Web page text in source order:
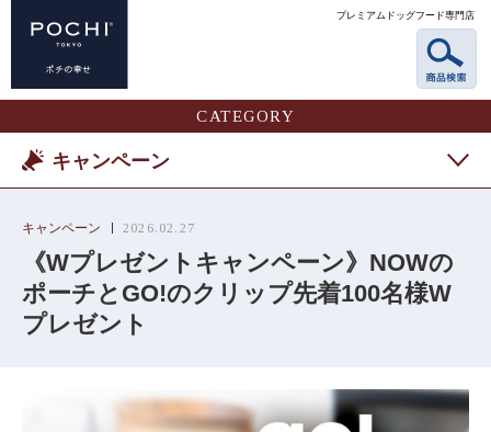
プレミアムドッグフード専門店
CATEGORY
キャンペーン
キャンペーン 2026.02.27
《Wプレゼントキャンペーン》NOWの
ポーチとGO!のクリップ先着100名様W
プレゼント